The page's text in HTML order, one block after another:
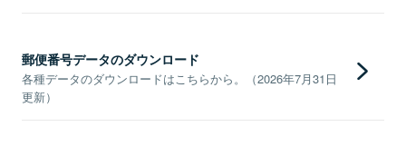
郵便番号データのダウンロード
各種データのダウンロードはこちらから。（2026年7月31日
更新）